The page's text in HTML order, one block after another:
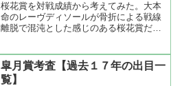
桜花賞を対戦成績から考えてみた。大本
命のレーヴディソールが骨折による戦線
離脱で混沌とした感じのある桜花賞だ
いなければホエールキャプチャが主役に
浮上する。この馬の成績を見...
皐月賞考査【過去１７年の出目一
覧】